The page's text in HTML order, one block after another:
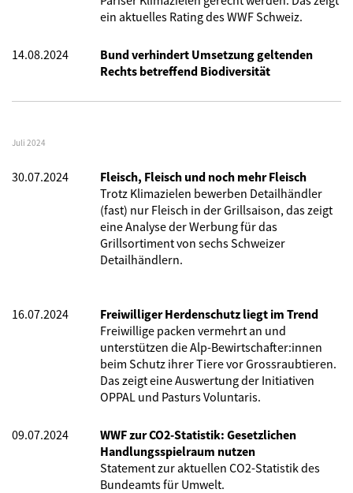
ein aktuelles Rating des WWF Schweiz.
14.08.2024
Bund verhindert Umsetzung geltenden
Rechts betreffend Biodiversität
Juli 2024
30.07.2024
Fleisch, Fleisch und noch mehr Fleisch
Trotz Klimazielen bewerben Detailhändler
(fast) nur Fleisch in der Grillsaison, das zeigt
eine Analyse der Werbung für das
Grillsortiment von sechs Schweizer
Detailhändlern.
16.07.2024
Freiwilliger Herdenschutz liegt im Trend
Freiwillige packen vermehrt an und
unterstützen die Alp-Bewirtschafter:innen
beim Schutz ihrer Tiere vor Grossraubtieren.
Das zeigt eine Auswertung der Initiativen
OPPAL und Pasturs Voluntaris.
09.07.2024
WWF zur CO2-Statistik: Gesetzlichen
Handlungsspielraum nutzen
Statement zur aktuellen CO2-Statistik des
Bundeamts für Umwelt.